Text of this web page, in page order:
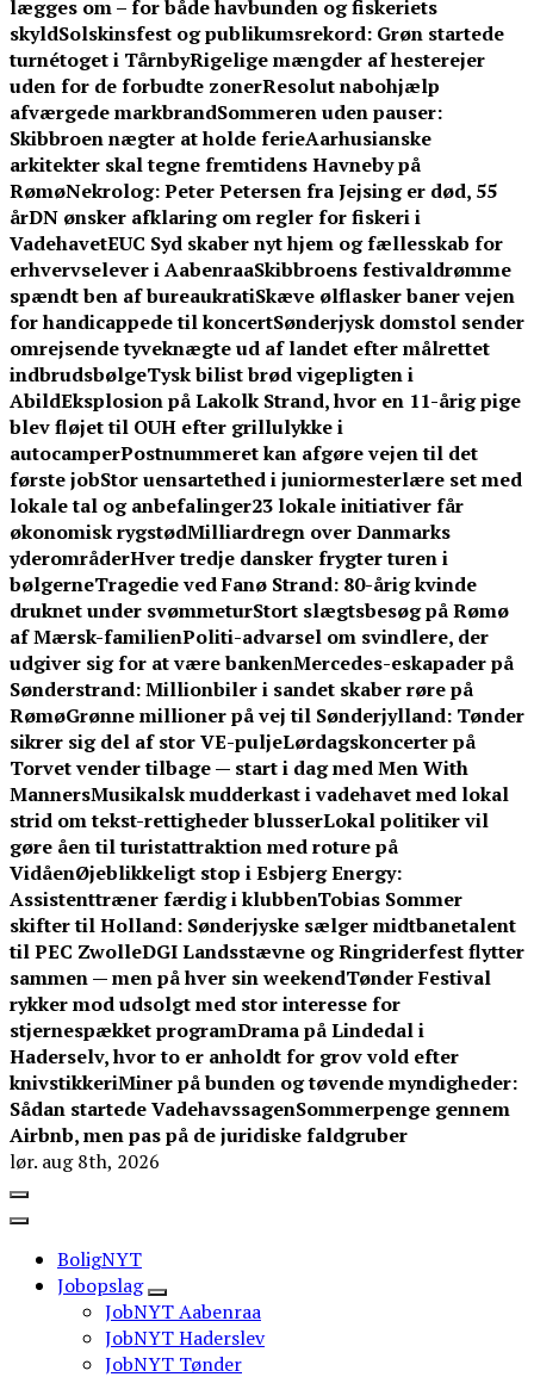
lægges om – for både havbunden og fiskeriets
skyldSolskinsfest og publikumsrekord: Grøn startede
turnétoget i TårnbyRigelige mængder af hesterejer
uden for de forbudte zonerResolut nabohjælp
afværgede markbrandSommeren uden pauser:
Skibbroen nægter at holde ferieAarhusianske
arkitekter skal tegne fremtidens Havneby på
RømøNekrolog: Peter Petersen fra Jejsing er død, 55
årDN ønsker afklaring om regler for fiskeri i
VadehavetEUC Syd skaber nyt hjem og fællesskab for
erhvervselever i AabenraaSkibbroens festivaldrømme
spændt ben af bureaukratiSkæve ølflasker baner vejen
for handicappede til koncertSønderjysk domstol sender
omrejsende tyveknægte ud af landet efter målrettet
indbrudsbølgeTysk bilist brød vigepligten i
AbildEksplosion på Lakolk Strand, hvor en 11-årig pige
blev fløjet til OUH efter grillulykke i
autocamperPostnummeret kan afgøre vejen til det
første jobStor uensartethed i juniormesterlære set med
lokale tal og anbefalinger23 lokale initiativer får
økonomisk rygstødMilliardregn over Danmarks
yderområderHver tredje dansker frygter turen i
bølgerneTragedie ved Fanø Strand: 80-årig kvinde
druknet under svømmeturStort slægtsbesøg på Rømø
af Mærsk-familienPoliti-advarsel om svindlere, der
udgiver sig for at være bankenMercedes-eskapader på
Sønderstrand: Millionbiler i sandet skaber røre på
RømøGrønne millioner på vej til Sønderjylland: Tønder
sikrer sig del af stor VE-puljeLørdagskoncerter på
Torvet vender tilbage — start i dag med Men With
MannersMusikalsk mudderkast i vadehavet med lokal
strid om tekst-rettigheder blusserLokal politiker vil
gøre åen til turistattraktion med roture på
VidåenØjeblikkeligt stop i Esbjerg Energy:
Assistenttræner færdig i klubbenTobias Sommer
skifter til Holland: Sønderjyske sælger midtbanetalent
til PEC ZwolleDGI Landsstævne og Ringriderfest flytter
sammen — men på hver sin weekendTønder Festival
rykker mod udsolgt med stor interesse for
stjernespækket programDrama på Lindedal i
Haderselv, hvor to er anholdt for grov vold efter
knivstikkeriMiner på bunden og tøvende myndigheder:
Sådan startede VadehavssagenSommerpenge gennem
Airbnb, men pas på de juridiske faldgruber
lør. aug 8th, 2026
BoligNYT
Jobopslag
JobNYT Aabenraa
JobNYT Haderslev
JobNYT Tønder